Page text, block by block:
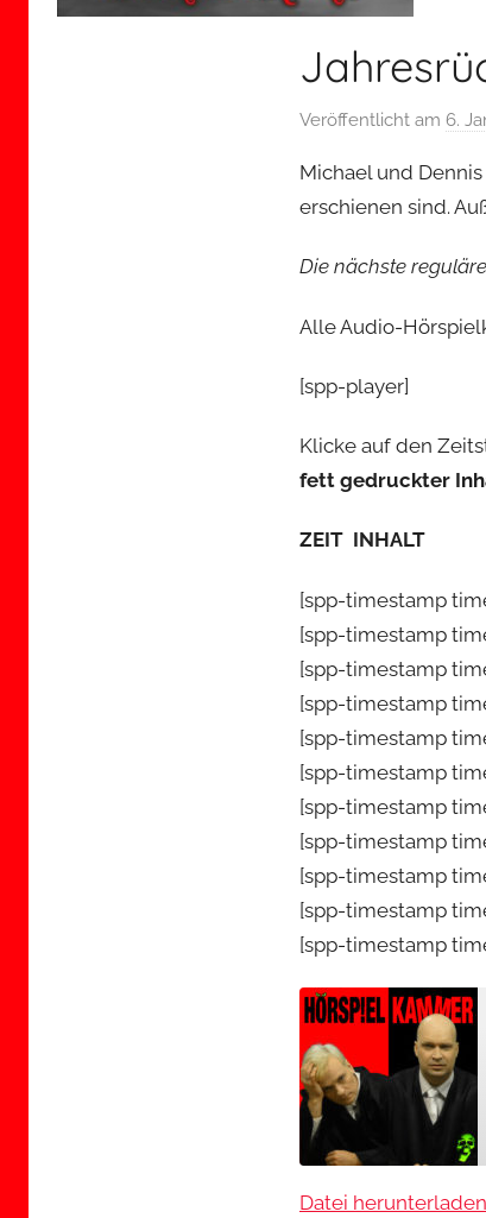
Veröffentlicht am 6.
Michael und
erschienen sind.
Die nächste
Alle Audio-
[spp-player]
Klicke auf den
fett gedruckter
ZEIT INHALT
[spp-timestamp
[spp-timestamp
[spp-timestamp
[spp-timestamp
[spp-timestamp
[spp-timestamp
[spp-timestamp
[spp-timestamp
[spp-timestamp
[spp-timestamp
[spp-timestamp
Apple Podcasts
Datei herunterladen